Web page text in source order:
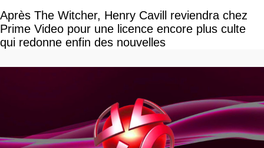
Après The Witcher, Henry Cavill reviendra chez
Prime Video pour une licence encore plus culte
qui redonne enfin des nouvelles